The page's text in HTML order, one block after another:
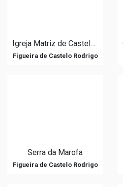
Igreja Matriz de Castelo Rodrigo / Igreja de Nossa Senhora do Rocamador
Figueira de Castelo Rodrigo
Serra da Marofa
Figueira de Castelo Rodrigo